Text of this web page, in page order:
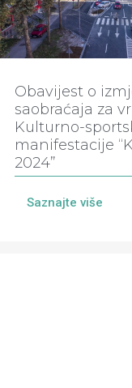
Obavijest o
saobraćaja za
Kulturno-
manifestacije
2024”
Saznajte više